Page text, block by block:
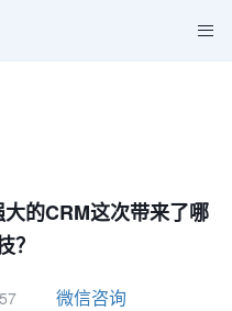
的CRM这次带来了哪
？
微信咨询